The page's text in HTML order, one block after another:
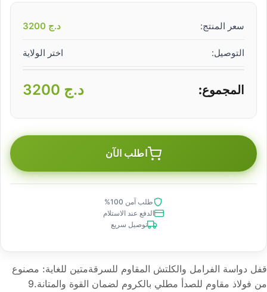
سعر المنتج: د.ج
التوصيل: اختر الولاية
المجموع: د.ج
اطلب الآن
طلب آمن 100%
الدفع عند الاستلام
توصيل سريع
قفل دواسة الفرامل والكلتش المقاوم للسرقةمتين للغاية: مصنوع
من فولاذ مقاوم للصدأ مطلي بالكروم لضمان القوة والمتانة.9